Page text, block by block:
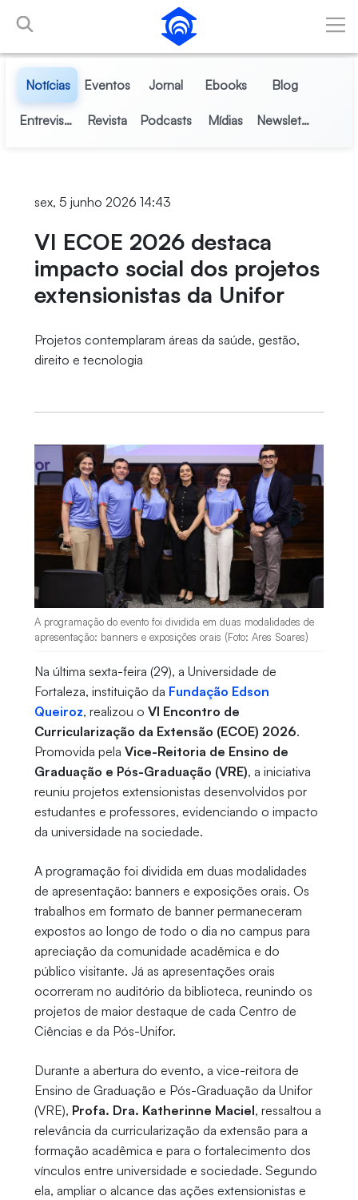
Pular para o Conteúdo principal
Notícias Eventos Jornal Ebooks Blog
Entrevistas Revista Podcasts Mídias Newsletter
sex, 5 junho 2026 14:43
VI ECOE 2026 destaca
impacto social dos projetos
extensionistas da Unifor
Projetos contemplaram áreas da saúde, gestão,
direito e tecnologia
A programação do evento foi dividida em duas modalidades de
apresentação: banners e exposições orais (Foto: Ares Soares)
Na última sexta-feira (29), a Universidade de
Fortaleza, instituição da Fundação Edson
Queiroz, realizou o VI Encontro de
Curricularização da Extensão (ECOE) 2026.
Promovida pela Vice-Reitoria de Ensino de
Graduação e Pós-Graduação (VRE), a iniciativa
reuniu projetos extensionistas desenvolvidos por
estudantes e professores, evidenciando o impacto
da universidade na sociedade.
A programação foi dividida em duas modalidades
de apresentação: banners e exposições orais. Os
trabalhos em formato de banner permaneceram
expostos ao longo de todo o dia no campus para
apreciação da comunidade acadêmica e do
público visitante. Já as apresentações orais
ocorreram no auditório da biblioteca, reunindo os
projetos de maior destaque de cada Centro de
Ciências e da Pós-Unifor.
Durante a abertura do evento, a vice-reitora de
Ensino de Graduação e Pós-Graduação da Unifor
(VRE), Profa. Dra. Katherinne Maciel, ressaltou a
relevância da curricularização da extensão para a
formação acadêmica e para o fortalecimento dos
vínculos entre universidade e sociedade. Segundo
ela, ampliar o alcance das ações extensionistas e